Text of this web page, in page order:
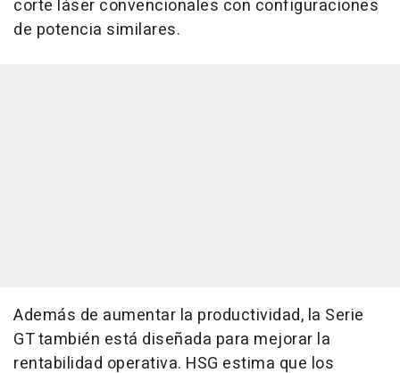
corte láser convencionales con configuraciones
de potencia similares.
Además de aumentar la productividad, la Serie
GT también está diseñada para mejorar la
rentabilidad operativa. HSG estima que los